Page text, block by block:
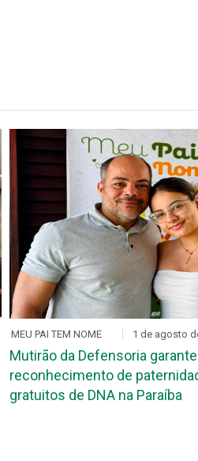
MEU PAI TEM NOME 1 de agosto
Mutirão da Defensoria garante
reconhecimento de
gratuitos de DNA na Paraíba